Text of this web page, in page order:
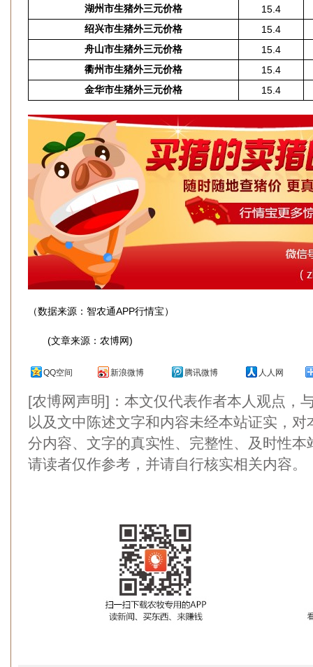
湖州市生猪外三元价格
15.4
绍兴市生猪外三元价格
15.4
舟山市生猪外三元价格
15.4
衢州市生猪外三元价格
15.4
金华市生猪外三元价格
15.4
（数据来源：智农通APP行情宝）
(文章来源：农博网)
QQ空间 新浪微博 腾讯微博 人人网
[农博网声明]：本文仅代表作者本人观点，
以及文中陈述文字和内容未经本站证实，
分内容、文字的真实性、完整性、及时性
请读者仅作参考，并请自行核实相关内容。